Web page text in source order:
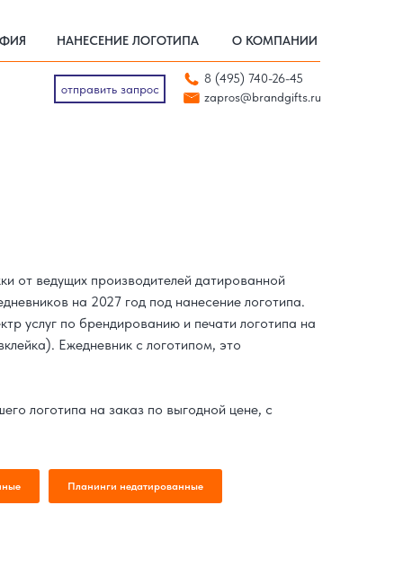
zapros@brandgifts.ru
отправить запрос 8 (495) 740-26-45
НАНЕСЕНИЕ ЛОГОТИПА О КОМПАНИИ
zapros@brandgifts.ru
отправить запрос
от ведущих производителей датированной
на 2027 год под нанесение логотипа.
услуг по брендированию и печати логотипа на
Ежедневник с логотипом, это
логотипа на заказ по выгодной цене, с
Планинги недатированные